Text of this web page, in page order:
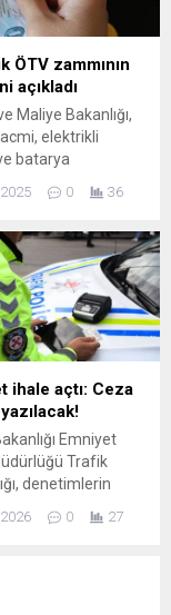
ÖTV zammının
açıkladı
Maliye Bakanlığı,
elektrikli
batarya
düzenlemesini
vatandaşa bir
geldi.
asıl hedefin cari
olduğunu
düzenlemenin
etkisinin yok
az olacağı
0 36
ihale açtı: Ceza
Emniyet
Trafik
denetimlerin
ve etkin"
gerekçesiyle
0 27